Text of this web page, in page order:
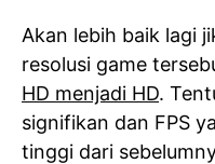
Akan lebih baik lagi
resolusi game
HD menjadi HD.
signifikan dan FPS
tinggi dari